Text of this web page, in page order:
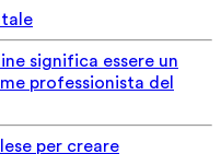
significa essere un
professionista del
per creare